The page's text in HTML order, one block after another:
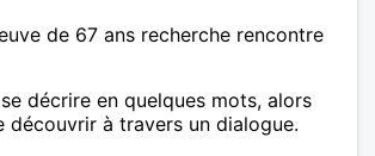
de 67 ans recherche rencontre
décrire en quelques mots, alors
découvrir à travers un dialogue.